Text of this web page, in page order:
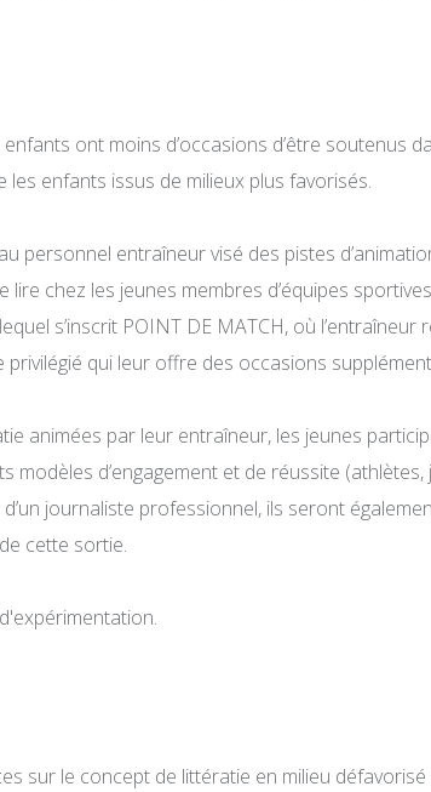
À
ont moins d’occasions d’être soutenus
enfants issus de milieux plus favorisés.
personnel entraîneur visé des pistes
chez les jeunes membres d’équipes
s’inscrit POINT DE MATCH, où
qui leur offre des occasions
animées par leur entraîneur, les jeunes
d’engagement et de réussite
journaliste professionnel, ils seront
cette sortie.
sur le concept de littératie en milieu